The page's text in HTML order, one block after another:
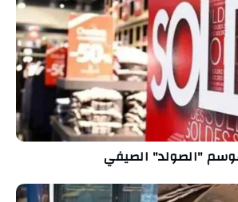
"الصولد" الصيفي